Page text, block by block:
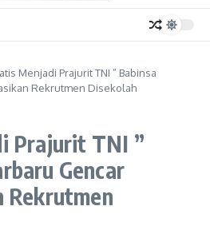
Menjadi Prajurit TNI ” Babinsa
Rekrutmen Disekolah
Prajurit TNI ”
Gencar
Rekrutmen